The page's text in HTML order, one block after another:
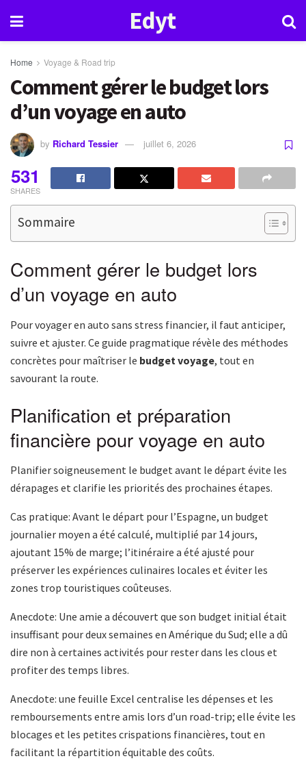
Edyt
Home Voyage & Road trip
Comment gérer le budget lors
d’un voyage en auto
by Richard Tessier juillet 6, 2026
531
SHARES
Sommaire
Comment gérer le budget lors
d’un voyage en auto
Pour voyager en auto sans stress financier, il faut anticiper,
suivre et ajuster. Ce guide pragmatique révèle des méthodes
concrètes pour maîtriser le budget voyage, tout en
savourant la route.
Planification et préparation
financière pour voyage en auto
Planifier soigneusement le budget avant le départ évite les
dérapages et clarifie les priorités des prochaines étapes.
Cas pratique: Avant le départ pour l’Espagne, un budget
journalier moyen a été calculé, multiplié par 14 jours,
ajoutant 15% de marge; l’itinéraire a été ajusté pour
préserver les expériences culinaires locales et éviter les
zones trop touristiques coûteuses.
Anecdote: Une amie a découvert que son budget initial était
insuffisant pour deux semaines en Amérique du Sud; elle a dû
dire non à certaines activités pour rester dans les clous et
profiter des temps libres.
Anecdote: une feuille Excel centralise les dépenses et les
remboursements entre amis lors d’un road-trip; elle évite les
blocages et les petites crispations financières, tout en
facilitant la répartition équitable des coûts.